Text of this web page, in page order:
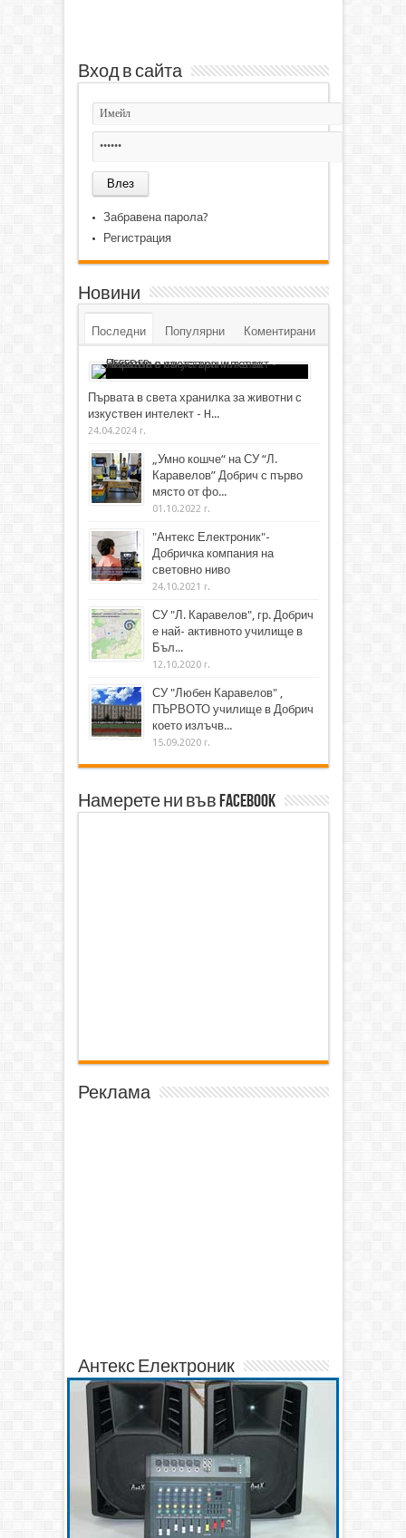
Вход в сайта
Забравена парола?
Регистрация
Новини
Последни Популярни Коментирани
Първата в света хранилка за животни с
изкуствен интелект - H...
24.04.2024 г.
„Умно кошче“ на СУ “Л.
Каравелов” Добрич с първо
място от фо...
01.10.2022 г.
"Антекс Електроник"-
Добричка компания на
световно ниво
24.10.2021 г.
СУ "Л. Каравелов", гр. Добрич
е най- активното училище в
Бъл...
12.10.2020 г.
СУ "Любен Каравелов" ,
ПЪРВОТО училище в Добрич
което излъчв...
15.09.2020 г.
Намерете ни във Facebook
Реклама
Антекс Електроник